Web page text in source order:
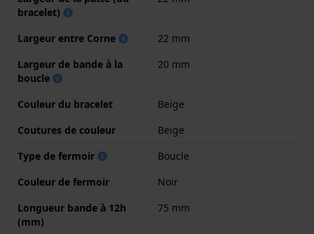
bracelet)
Largeur entre Corne
22 mm
Largeur de bande à la
boucle
20 mm
Couleur du bracelet
Beige
Coutures de couleur
Beige
Type de fermoir
Boucle
Couleur de fermoir
Noir
Longueur bande à 12h
(mm)
75 mm